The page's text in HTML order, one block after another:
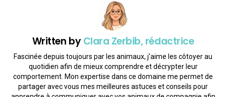
Written byClara Zerbib, rédactrice
Fascinée depuis toujours par les animaux, j'aime les côtoyer au
quotidien afin de mieux comprendre et décrypter leur
comportement. Mon expertise dans ce domaine me permet de
partager avec vous mes meilleures astuces et conseils pour